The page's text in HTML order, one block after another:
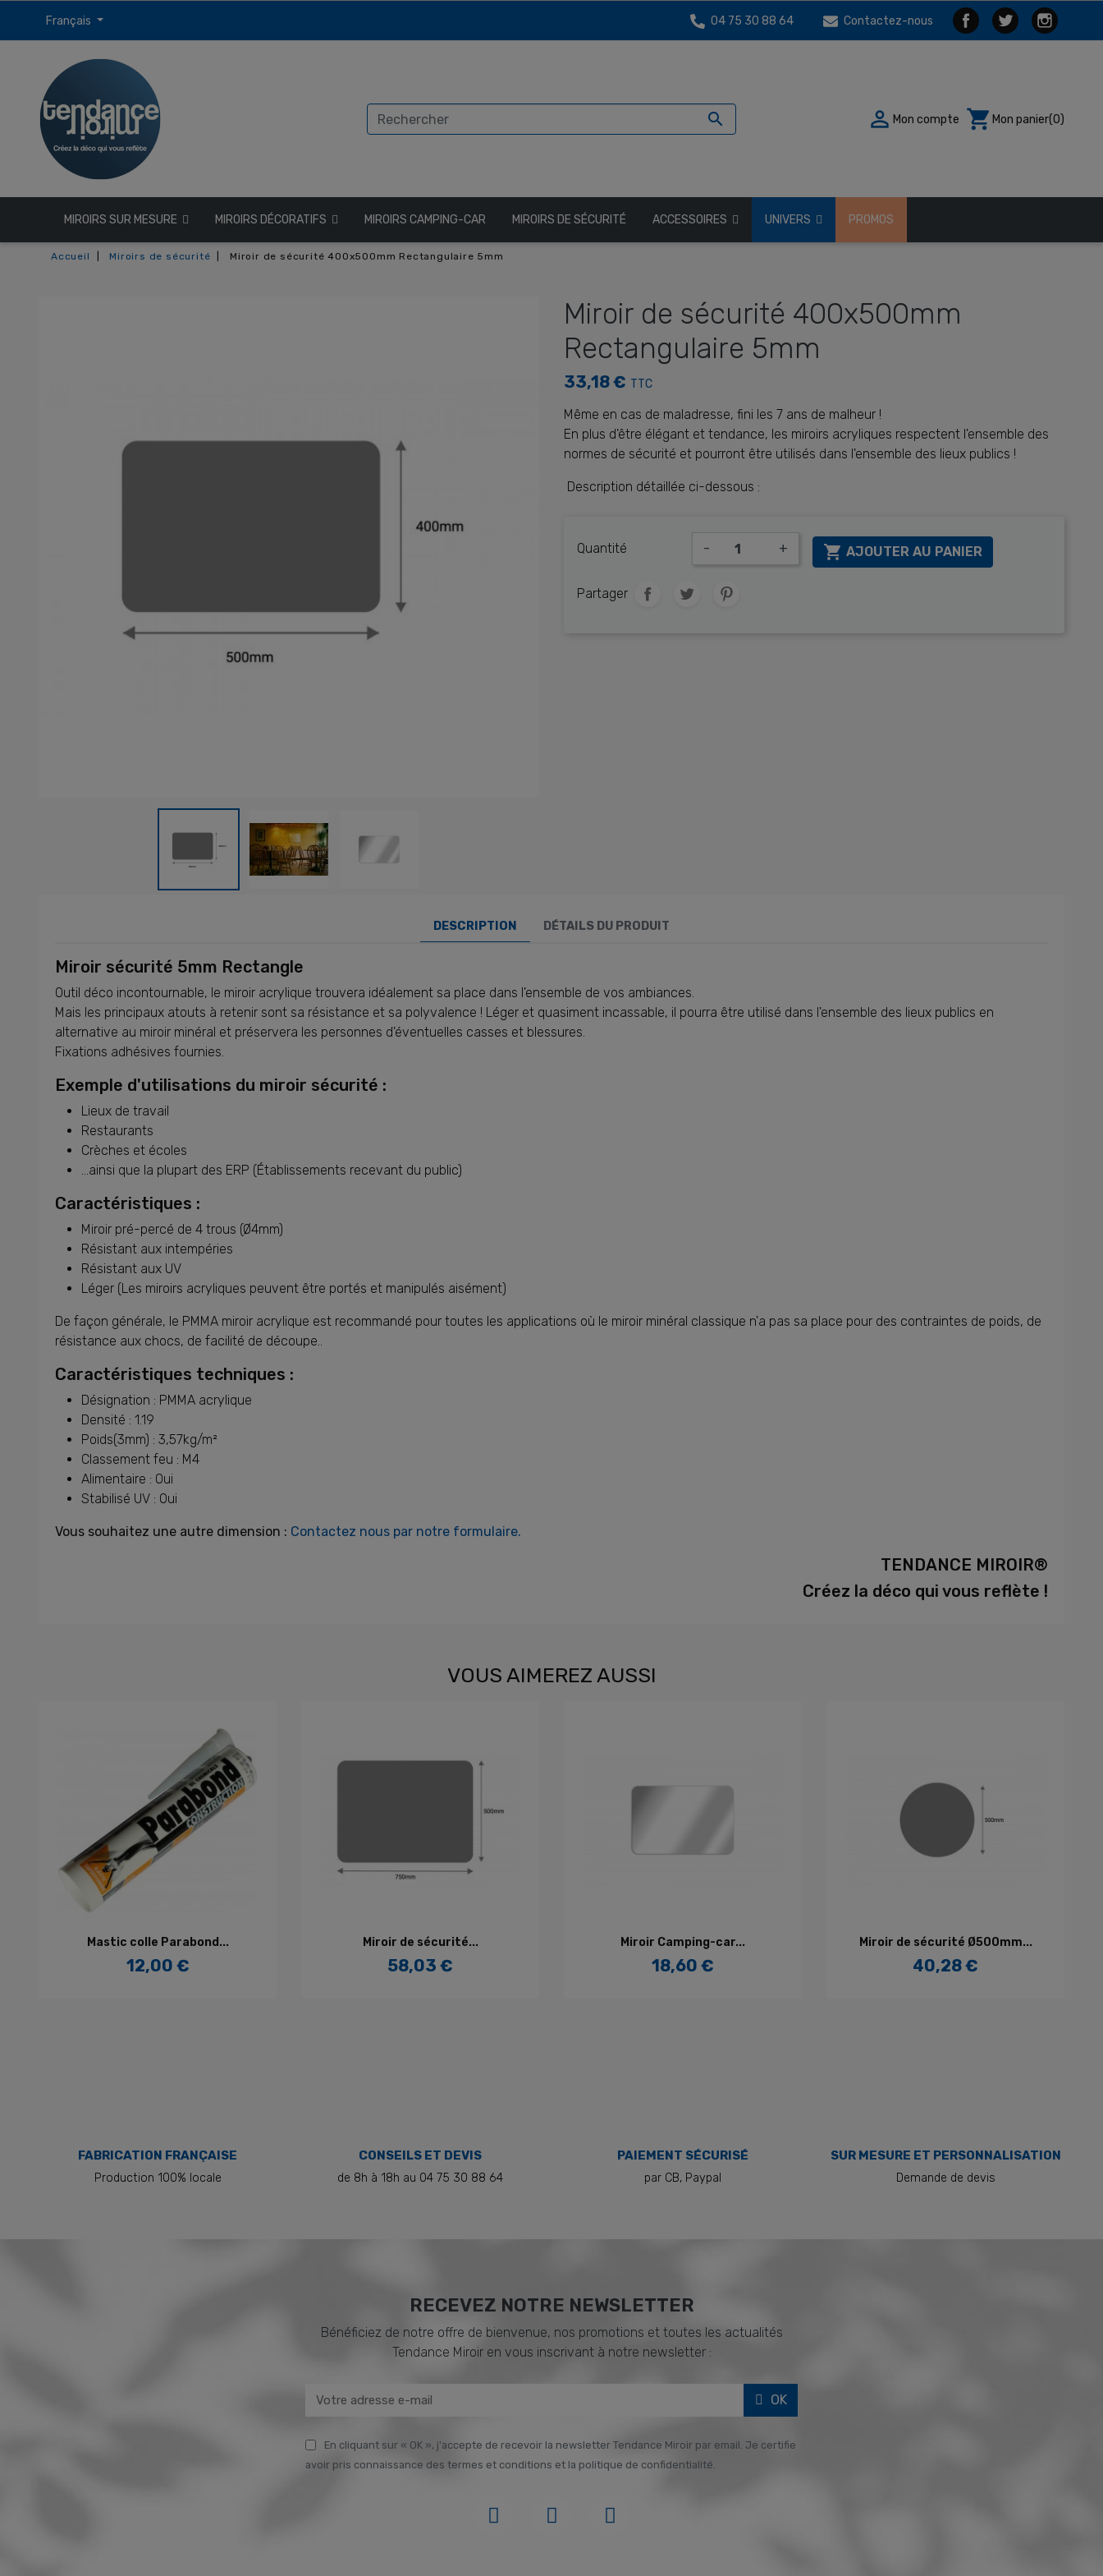
Français 04 75 30 88 64 Contactez-nous
  Mon compte shopping_cart Mon panier(0)
MIROIRS SUR MESURE MIROIRS DÉCORATIFS MIROIRS CAMPING-CAR MIROIRS DE SÉCURITÉ ACCESSOIRES UNIVERS PROMOS
Accueil Miroirs de sécurité Miroir de sécurité 400x500mm Rectangulaire 5mm
Miroir de sécurité 400x500mm
Rectangulaire 5mm
33,18 € TTC
Même en cas de maladresse, fini les 7 ans de malheur !
En plus d'être élégant et tendance, les miroirs acryliques respectent l'ensemble des
normes de sécurité et pourront être utilisés dans l'ensemble des lieux publics !
Description détaillée ci-dessous :
Quantité - +  AJOUTER AU PANIER
Partager
DESCRIPTION DÉTAILS DU PRODUIT
Miroir sécurité 5mm Rectangle
Outil déco incontournable, le miroir acrylique trouvera idéalement sa place dans l'ensemble de vos ambiances.
Mais les principaux atouts à retenir sont sa résistance et sa polyvalence ! Léger et quasiment incassable, il pourra être utilisé dans l'ensemble des lieux publics en
alternative au miroir minéral et préservera les personnes d'éventuelles casses et blessures.
Fixations adhésives fournies.
Exemple d'utilisations du miroir sécurité :
Lieux de travail
Restaurants
Crèches et écoles
...ainsi que la plupart des ERP (Établissements recevant du public)
Caractéristiques :
Miroir pré-percé de 4 trous (Ø4mm)
Résistant aux intempéries
Résistant aux UV
Léger (Les miroirs acryliques peuvent être portés et manipulés aisément)
De façon générale, le PMMA miroir acrylique est recommandé pour toutes les applications où le miroir minéral classique n'a pas sa place pour des contraintes de poids, de
résistance aux chocs, de facilité de découpe..
Caractéristiques techniques :
Désignation : PMMA acrylique
Densité : 1.19
Poids(3mm) : 3,57kg/m²
Classement feu : M4
Alimentaire : Oui
Stabilisé UV : Oui
Vous souhaitez une autre dimension : Contactez nous par notre formulaire.
TENDANCE MIROIR®
Créez la déco qui vous reflète !
VOUS AIMEREZ AUSSI
AJOUTER AU PANIER
Mastic colle Parabond...
Prix
12,00 €
AJOUTER AU PANIER
Miroir de sécurité...
Prix
58,03 €
AJOUTER AU PANIER
Miroir Camping-car...
Prix
18,60 €
AJOUTER AU PANIER
Miroir de sécurité Ø500mm...
Prix
40,28 €
FABRICATION FRANÇAISE
Production 100% locale
CONSEILS ET DEVIS
de 8h à 18h au 04 75 30 88 64
PAIEMENT SÉCURISÉ
par CB, Paypal
SUR MESURE ET PERSONNALISATION
Demande de devis
RECEVEZ NOTRE NEWSLETTER
Bénéficiez de notre offre de bienvenue, nos promotions et toutes les actualités
Tendance Miroir en vous inscrivant à notre newsletter :
OK
En cliquant sur « OK », j'accepte de recevoir la newsletter Tendance Miroir par email. Je certifie
avoir pris connaissance des termes et conditions et la politique de confidentialité.